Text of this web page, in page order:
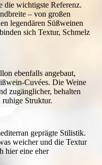
die wichtigste Referenz.
– von großen
legendären Süßweinen
sich Textur, Schmelz
ebenfalls angebaut,
Cuvées. Die Weine
zugänglicher, behalten
Struktur.
geprägte Stilistik.
weicher und die Textur
hier eine eher